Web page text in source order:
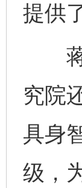
提供
蒋
究院
具身
级，